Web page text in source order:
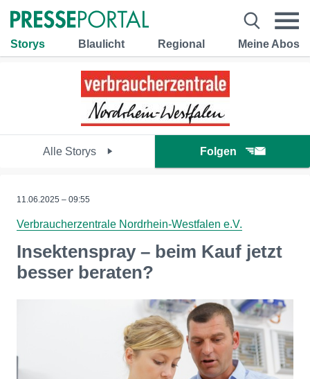
Storys Blaulicht Regional Meine Abos
Alle Storys Folgen
11.06.2025 – 09:55
Verbraucherzentrale Nordrhein-Westfalen e.V.
Insektenspray – beim Kauf jetzt
besser beraten?